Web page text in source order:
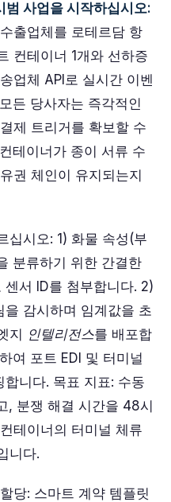
범 사업을 시작하십시오:
출업체를 로테르담 항
컨테이너 1개와 선하증
업체 API로 실시간 이벤
든 당사자는 즉각적인
제 트리거를 확보할 수
테이너가 종이 서류 수
권 체인이 유지되는지
십시오: 1) 화물 속성(부
분류하기 위한 간결한
서 ID를 첨부합니다. 2)
감시하며 임계값을 초
지 인텔리전스를 배포합
여 포트 EDI 및 터미널
니다. 목표 지표: 수동
, 분쟁 해결 시간을 48시
테이너의 터미널 체류
니다.
당: 스마트 계약 템플릿